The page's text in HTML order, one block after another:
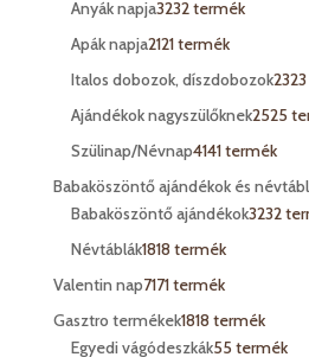
Anyák napja3232 termék
Apák napja2121 termék
Italos dobozok, díszdobozok23
Ajándékok nagyszülőknek2525
Szülinap/Névnap4141 termék
Babaköszöntő ajándékok és
Babaköszöntő ajándékok3232
Névtáblák1818 termék
Valentin nap7171 termék
Gasztro termékek1818 termék
Egyedi vágódeszkák55 termék